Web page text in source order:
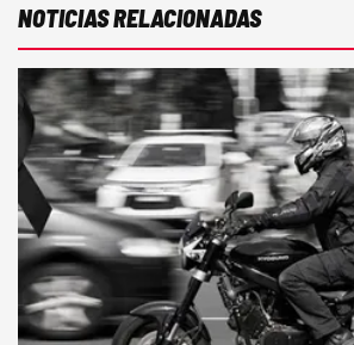
NOTICIAS RELACIONADAS